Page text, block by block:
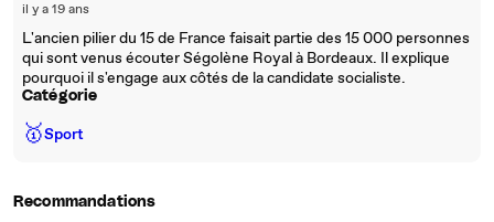
il y a 19 ans
L'ancien pilier du 15 de France faisait partie des 15 000 personnes
qui sont venus écouter Ségolène Royal à Bordeaux. Il explique
pourquoi il s'engage aux côtés de la candidate socialiste.
Catégorie
🥇Sport
Recommandations